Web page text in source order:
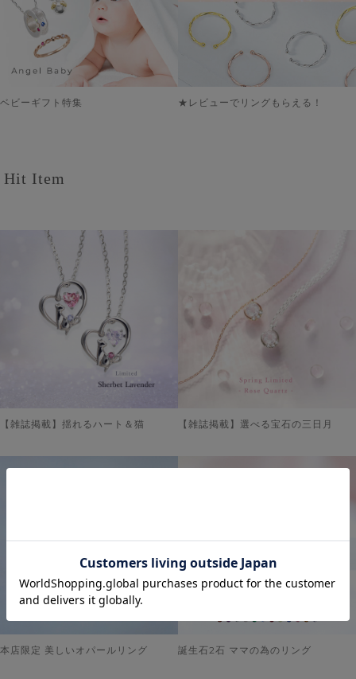
ベビーギフト特集 ★レビューでリングもらえる！
Hit Item
【雑誌掲載】揺れるハート＆猫 【雑誌掲載】選べる宝石の三日月
本店限定 美しいオパールリング 誕生石2石 ママの為のリング